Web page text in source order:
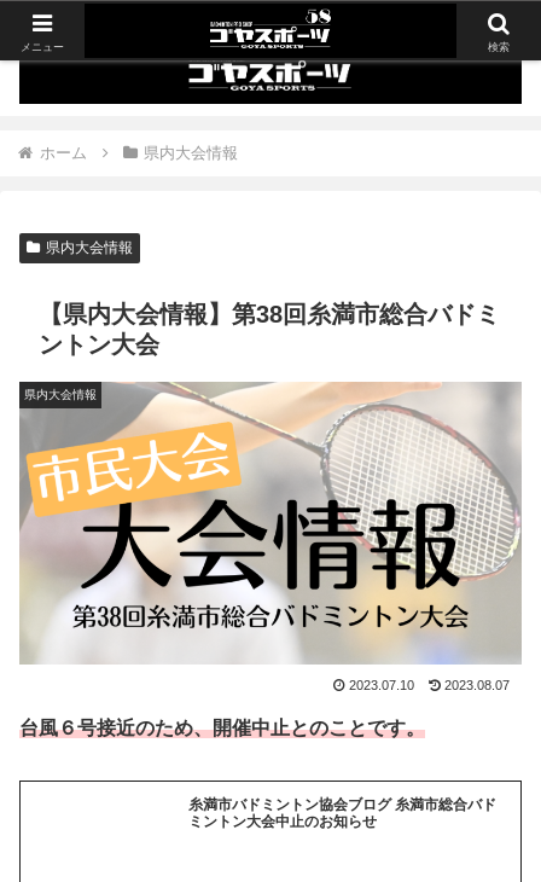
ホーム 県内大会情報
県内大会情報
【県内大会情報】第38回糸満市総合バドミ
ントン大会
県内大会情報
2023.07.10 2023.08.07
台風６号接近のため、開催中止とのことです。
糸満市バドミントン協会ブログ 糸満市総合バド
ミントン大会中止のお知らせ
メニュー 検索